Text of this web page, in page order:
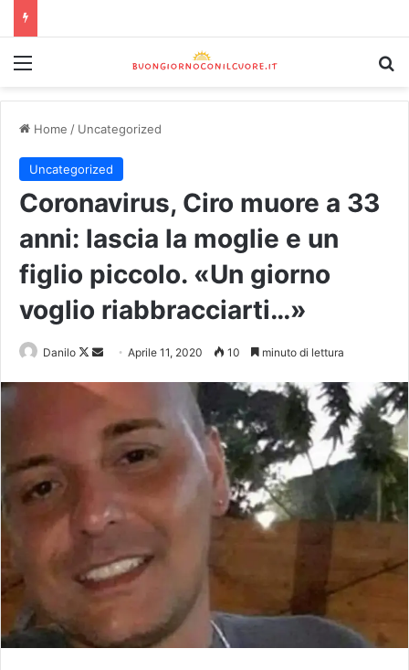
Home / Uncategorized
Uncategorized
Coronavirus, Ciro muore a 33
anni: lascia la moglie e un
figlio piccolo. «Un giorno
voglio riabbracciarti…»
Danilo Aprile 11, 2020 10 minuto di lettura